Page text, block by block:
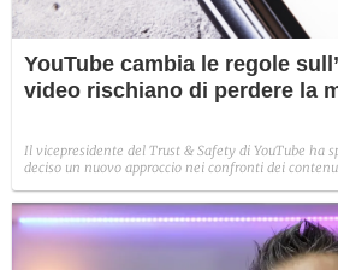
YouTube cambia le regole
video rischiano di perdere la
Il vicepresidente del Trust & Safety di YouTube ha
deciso un nuovo approccio nei confronti dei
sensibili non saranno più monetizzabili.